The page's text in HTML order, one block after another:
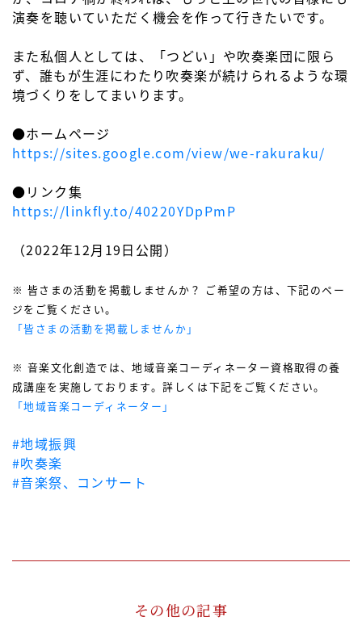
演奏を聴いていただく機会を作って行きたいです。
また私個人としては、「つどい」や吹奏楽団に限ら
ず、誰もが生涯にわたり吹奏楽が続けられるような環
境づくりをしてまいります。
●ホームページ
https://sites.google.com/view/we-rakuraku/
●リンク集
https://linkfly.to/40220YDpPmP
（2022年12月19日公開）
※ 皆さまの活動を掲載しませんか？ ご希望の方は、下記のペー
ジをご覧ください。
「皆さまの活動を掲載しませんか」
※ 音楽文化創造では、地域音楽コーディネーター資格取得の養
成講座を実施しております。詳しくは下記をご覧ください。
「地域音楽コーディネーター」
#地域振興
#吹奏楽
#音楽祭、コンサート
その他の記事